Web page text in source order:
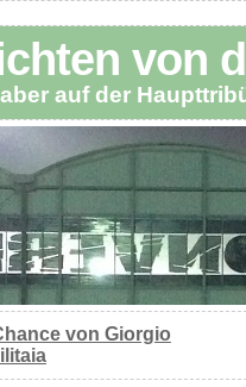
von
auf der
von Giorgio